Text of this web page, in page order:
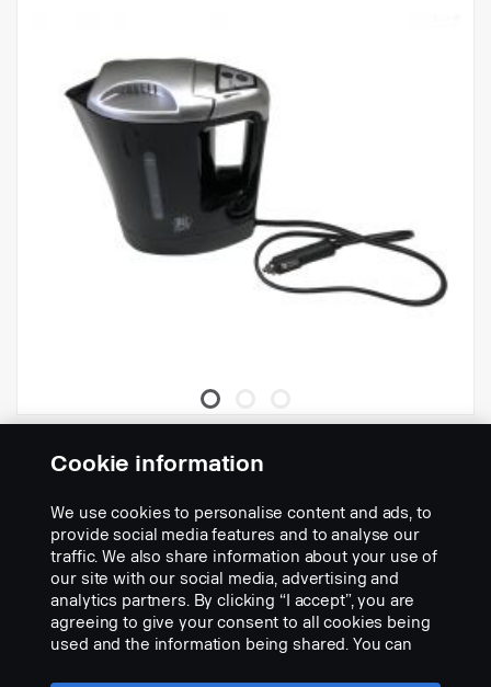
Vedenkeitin
Part Description:
Kun mielesi tekee kupillista teetä tai kahvia tai mukillista keittoa,
tarvitset tämän vedenkeittimen. Scanian hyväksymä vedenkeitin
on 24 V:n yksikkö, jossa on automaattinen ylikuumenemissuoja.
Ominaisuudet: 24 V. 300 W. Tilavuus 0,8 l. Pehmeäpintaiset
on/off-painikkeet. Automaattinen ylikuumenemissuoja.
Cookie information
We use cookies to personalise content and ads, to
provide social media features and to analyse our
traffic. We also share information about your use of
our site with our social media, advertising and
analytics partners. By clicking “I accept”, you are
agreeing to give your consent to all cookies being
used and the information being shared. You can